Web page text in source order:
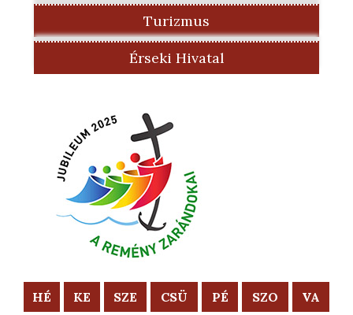
Turizmus
Érseki Hivatal
HÉ KE SZE CSÜ PÉ SZO VA